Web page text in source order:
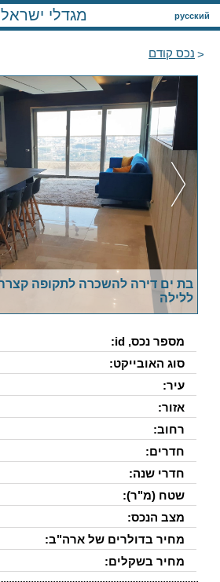
русский מגדלי ישראל
נכס קודם
ללילה
מספר נכס, id:
סוג האובייקט:
עיר:
אזור:
רחוב:
חדרים:
חדרי שנה:
שטח (מ"ר):
מצב הנכס:
מחיר בדולרים של ארה"ב:
מחיר בשקלים: